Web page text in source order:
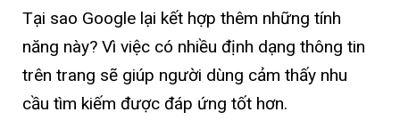
Tại sao Google lại kết hợp thêm những tính
năng này? Vì việc có nhiều định dạng thông tin
trên trang sẽ giúp người dùng cảm thấy nhu
cầu tìm kiếm được đáp ứng tốt hơn.